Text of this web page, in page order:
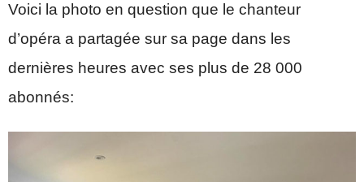
Voici la photo en question que le chanteur
d’opéra a partagée sur sa page dans les
dernières heures avec ses plus de 28 000
abonnés: